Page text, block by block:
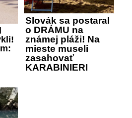
Slovák sa postaral
o DRÁMU na
známej pláži! Na
mieste museli
zasahovať
KARABINIERI